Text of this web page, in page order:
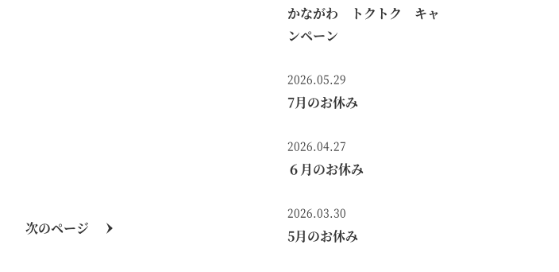
次のページ
かながわ トクトク キャ
ンペーン
2026.05.29
7月のお休み
2026.04.27
６月のお休み
2026.03.30
5月のお休み